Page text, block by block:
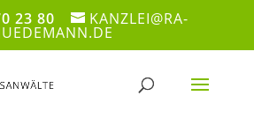
23 80 KANZLEI@RA-